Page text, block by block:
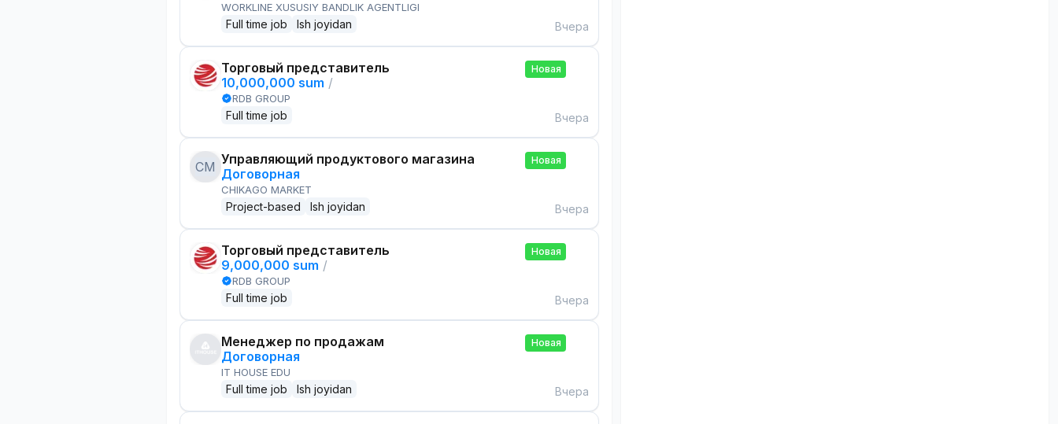
WORKLINE XUSUSIY BANDLIK AGENTLIGI
Full time job Ish joyidan Вчера
Торговый представитель
10,000,000 sum /
RDB GROUP
Full time job
Новая
Вчера
CM Управляющий продуктового магазина
Договорная
CHIKAGO MARKET
Project-based Ish joyidan
Новая
Вчера
Торговый представитель
9,000,000 sum /
RDB GROUP
Full time job
Новая
Вчера
Менеджер по продажам
Договорная
IT HOUSE EDU
Full time job Ish joyidan
Новая
Вчера